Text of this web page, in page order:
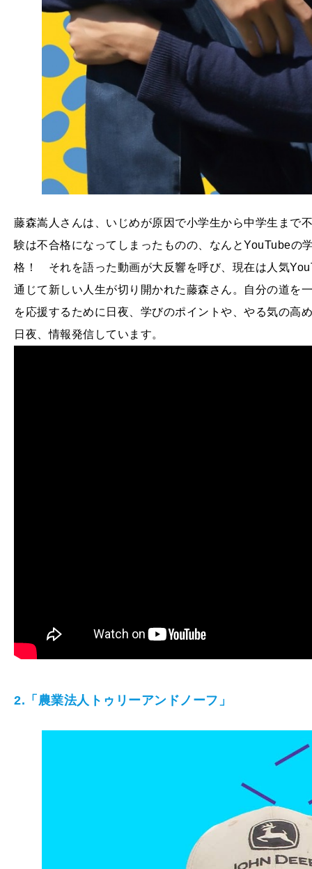
藤森嵩人さんは、いじめが原因で小学生から中学生まで
験は不合格になってしまったものの、なんとYouTubeの
格！ それを語った動画が大反響を呼び、現在は人気
通じて新しい人生が切り開かれた藤森さん。自分の道を
を応援するために日夜、学びのポイントや、やる気の高
日夜、情報発信しています。
2.「農業法人トゥリーアンドノーフ」